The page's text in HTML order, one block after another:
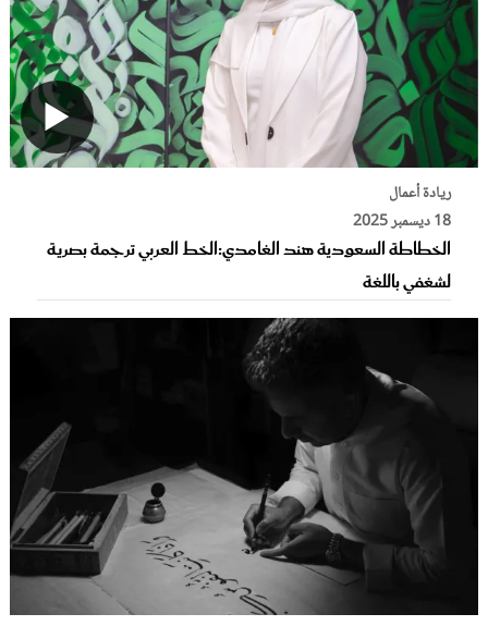
ريادة أعمال
18 ديسمبر 2025
الخطاطة السعودية هند الغامدي:الخط العربي ترجمة بصرية
لشغفي باللغة